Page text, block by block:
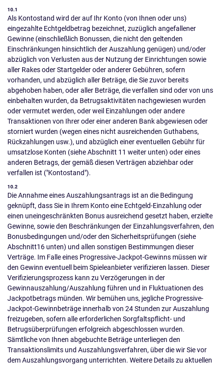
10.1
Als Kontostand wird der auf Ihr Konto (von Ihnen oder uns)
eingezahlte Echtgeldbetrag bezeichnet, zuzüglich angefallener
Gewinne (einschließlich Bonussen, die nicht den geltenden
Einschränkungen hinsichtlich der Auszahlung genügen) und/oder
abzüglich von Verlusten aus der Nutzung der Einrichtungen sowie
aller Rakes oder Startgelder oder anderer Gebühren, sofern
vorhanden, und abzüglich aller Beträge, die Sie zuvor bereits
abgehoben haben, oder aller Beträge, die verfallen sind oder von uns
einbehalten wurden, da Betrugsaktivitäten nachgewiesen wurden
oder vermutet werden, oder weil Einzahlungen oder andere
Transaktionen von Ihrer oder einer anderen Bank abgewiesen oder
storniert wurden (wegen eines nicht ausreichenden Guthabens,
Rückzahlungen usw.), und abzüglich einer eventuellen Gebühr für
umsatzlose Konten (siehe Abschnitt 11 weiter unten) oder eines
anderen Betrags, der gemäß diesen Verträgen abziehbar oder
verfallen ist ("Kontostand").
10.2
Die Annahme eines Auszahlungsantrags ist an die Bedingung
geknüpft, dass Sie in Ihrem Konto eine Echtgeld-Einzahlung oder
einen uneingeschränkten Bonus ausreichend gesetzt haben, erzielte
Gewinne, sowie den Beschränkungen der Einzahlungsverfahren, den
Bonusbedingungen und/oder den Sicherheitsprüfungen (siehe
Abschnitt16 unten) und allen sonstigen Bestimmungen dieser
Verträge. Im Falle eines Progressive-Jackpot-Gewinns müssen wir
den Gewinn eventuell beim Spieleanbieter verifizieren lassen. Dieser
Verifizierungsprozess kann zu Verzögerungen in der
Gewinnauszahlung/Auszahlung führen und in Fluktuationen des
Jackpotbetrags münden. Wir bemühen uns, jegliche Progressive-
Jackpot-Gewinnbeträge innerhalb von 24 Stunden zur Auszahlung
freizugeben, sofern alle erforderlichen Sorgfaltspflicht- und
Betrugsüberprüfungen erfolgreich abgeschlossen wurden.
Sämtliche von Ihnen abgebuchte Beträge unterliegen den
Transaktionslimits und Auszahlungsverfahren, über die wir Sie vor
dem Auszahlungsvorgang unterrichten. Weitere Details zu aktuellen